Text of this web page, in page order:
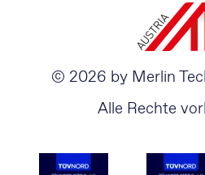
© 2026 by Merlin
Alle Rechte